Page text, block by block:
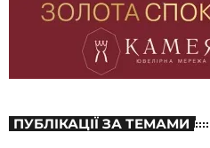
ПУБЛІКАЦІЇ ЗА ТЕМАМИ